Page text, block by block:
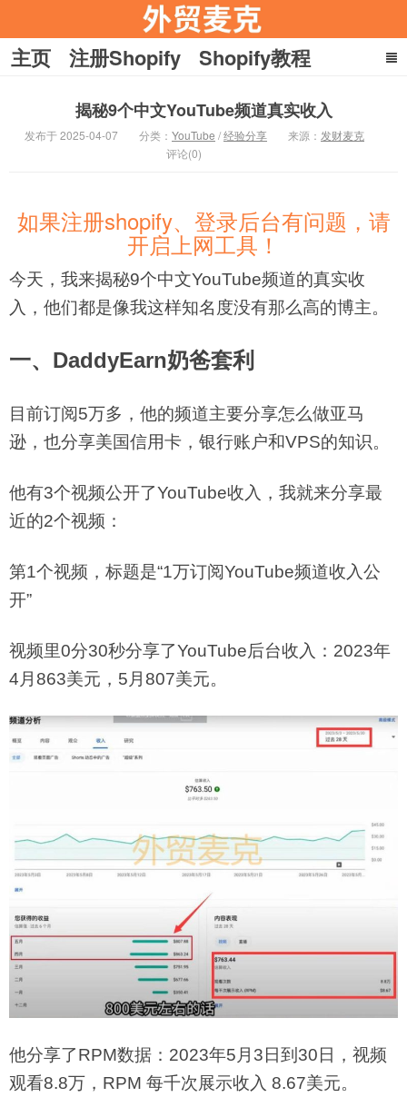
外贸麦克
主页 注册Shopify
Shopify教程
YouTube教程
收款
引流
在家赚美刀
关于麦克
揭秘9个中文YouTube频道真实收入
发布于 2025-04-07 分类： YouTube /经验分享 来源： 发财麦克
评论(0)
如果注册shopify、登录后台有问题，请
开启上网工具！
今天，我来揭秘9个中文YouTube频道的真实收
入，他们都是像我这样知名度没有那么高的博主。
一、DaddyEarn奶爸套利
目前订阅5万多，他的频道主要分享怎么做亚马
逊，也分享美国信用卡，银行账户和VPS的知识。
他有3个视频公开了YouTube收入，我就来分享最
近的2个视频：
第1个视频，标题是“1万订阅YouTube频道收入公
开”
视频里0分30秒分享了YouTube后台收入：2023年
4月863美元，5月807美元。
他分享了RPM数据：2023年5月3日到30日，视频
观看8.8万，RPM 每千次展示收入 8.67美元。